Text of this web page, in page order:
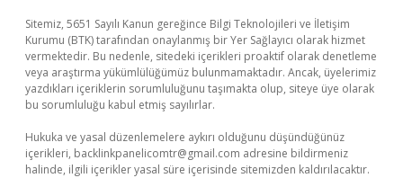
Sitemiz, 5651 Sayılı Kanun gereğince Bilgi Teknolojileri ve İletişim
Kurumu (BTK) tarafından onaylanmış bir Yer Sağlayıcı olarak hizmet
vermektedir. Bu nedenle, sitedeki içerikleri proaktif olarak denetleme
veya araştırma yükümlülüğümüz bulunmamaktadır. Ancak, üyelerimiz
yazdıkları içeriklerin sorumluluğunu taşımakta olup, siteye üye olarak
bu sorumluluğu kabul etmiş sayılırlar.
Hukuka ve yasal düzenlemelere aykırı olduğunu düşündüğünüz
içerikleri, backlinkpanelicomtr@gmail.com adresine bildirmeniz
halinde, ilgili içerikler yasal süre içerisinde sitemizden kaldırılacaktır.